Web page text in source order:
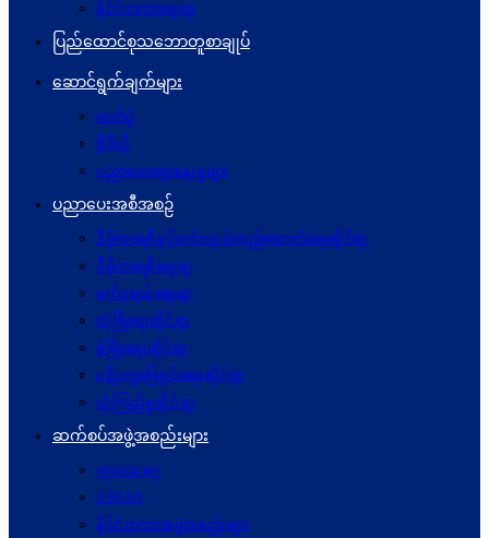
နိုင်ငံတကာရေးရာ
ပြည်ထောင်စုသဘောတူစာချုပ်
ဆောင်ရွက်ချက်များ
ဓာတ်ပုံ
ဗွီဒီယို
ပညာပေးဆွေးနွေးမှုများ
ပညာပေးအစီအစဉ်
ဒီမိုကရေစီနှင့်ဖက်ဒရယ်တည်ဆောက်ရေးဆိုင်ရာ
ဒီမိုကရေစီရေးရာ
ဖက်ဒရယ်ရေးရာ
လုံခြုံရေးဆိုင်ရာ
ဖွံဖြိုးရေးဆိုင်ရာ
ပဋိပက္ခ‌ဖြေရှင်းရေးဆိုင်ရာ
ယုံကြည်မှုဆိုင်ရာ
ဆက်စပ်အဖွဲ့အစည်းများ
ကုလသမဂ္ဂ
ASEAN
နိုင်ငံတကာအဖွဲ့အစည်းများ